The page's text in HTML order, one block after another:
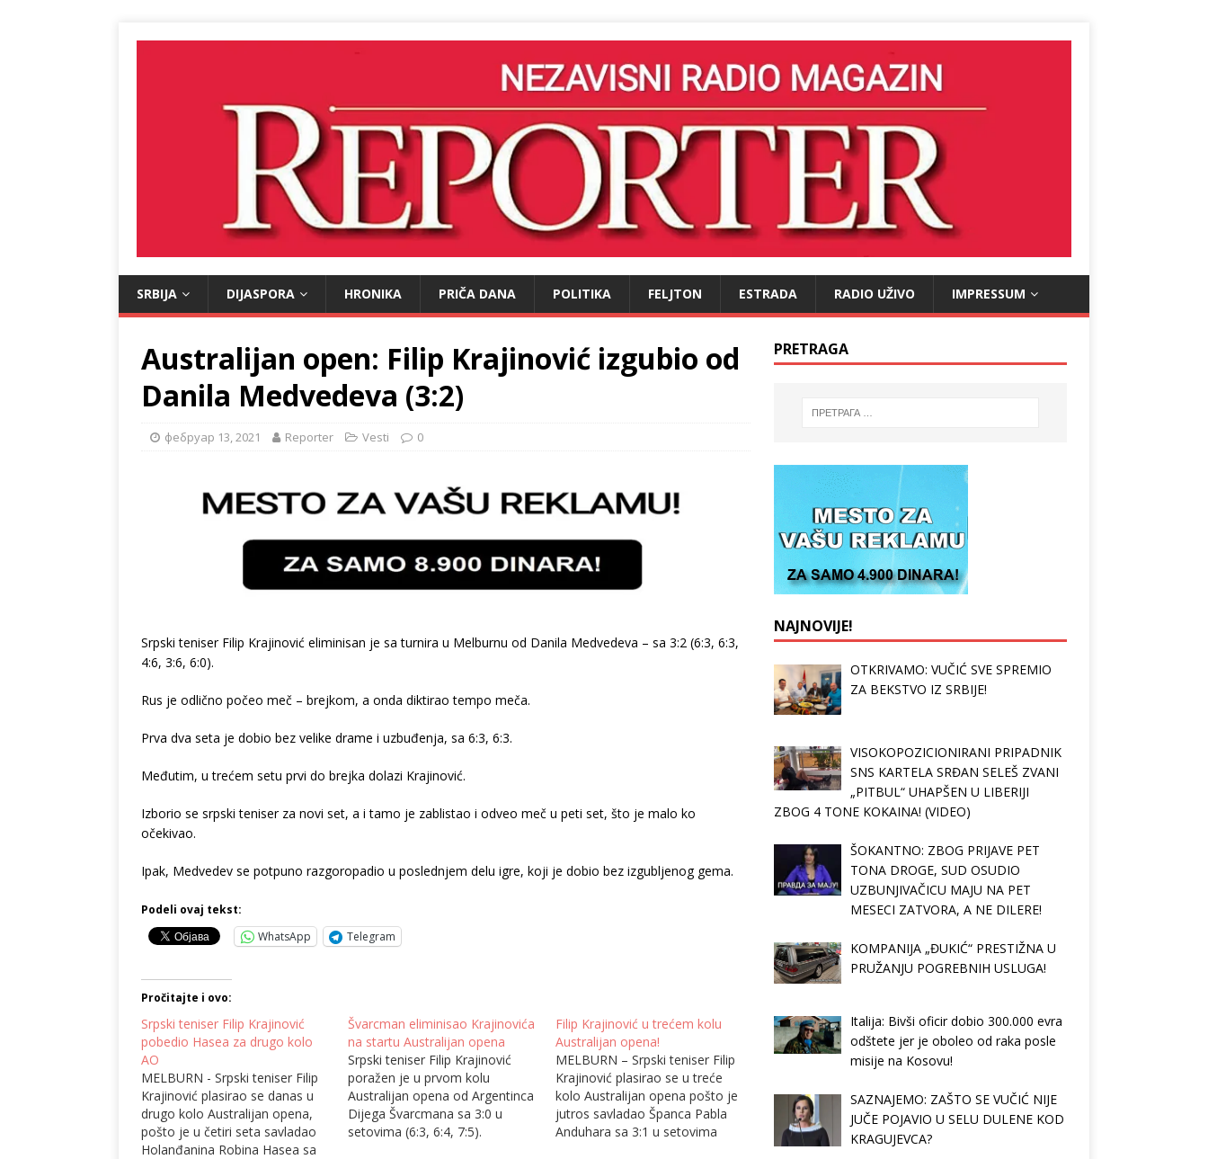
SRBIJA DIJASPORA HRONIKA PRIČA DANA POLITIKA FELJTON ESTRADA RADIO UŽIVO IMPRESSUM
Australijan open: Filip Krajinović izgubio od
Danila Medvedeva (3:2)
фебруар 13, 2021 Reporter Vesti 0
Srpski teniser Filip Krajinović eliminisan je sa turnira u Melburnu od Danila Medvedeva – sa 3:2 (6:3, 6:3,
4:6, 3:6, 6:0).
Rus je odlično počeo meč – brejkom, a onda diktirao tempo meča.
Prva dva seta je dobio bez velike drame i uzbuđenja, sa 6:3, 6:3.
Međutim, u trećem setu prvi do brejka dolazi Krajinović.
Izborio se srpski teniser za novi set, a i tamo je zablistao i odveo meč u peti set, što je malo ko
očekivao.
Ipak, Medvedev se potpuno razgoropadio u poslednjem delu igre, koji je dobio bez izgubljenog gema.
Podeli ovaj tekst:
WhatsApp
Telegram
Pročitajte i ovo:
Srpski teniser Filip Krajinović
pobedio Hasea za drugo kolo
AO
MELBURN - Srpski teniser Filip
Krajinović plasirao se danas u
drugo kolo Australijan opena,
pošto je u četiri seta savladao
Holanđanina Robina Hasea sa
Švarcman eliminisao Krajinovića
na startu Australijan opena
Srpski teniser Filip Krajinović
poražen je u prvom kolu
Australijan opena od Argentinca
Dijega Švarcmana sa 3:0 u
setovima (6:3, 6:4, 7:5).
Filip Krajinović u trećem kolu
Australijan opena!
MELBURN – Srpski teniser Filip
Krajinović plasirao se u treće
kolo Australijan opena pošto je
jutros savladao Španca Pabla
Anduhara sa 3:1 u setovima
PRETRAGA
NAJNOVIJE!
OTKRIVAMO: VUČIĆ SVE SPREMIO
ZA BEKSTVO IZ SRBIJE!
VISOKOPOZICIONIRANI PRIPADNIK
SNS KARTELA SRĐAN SELEŠ ZVANI
„PITBUL“ UHAPŠEN U LIBERIJI
ZBOG 4 TONE KOKAINA! (VIDEO)
ŠOKANTNO: ZBOG PRIJAVE PET
TONA DROGE, SUD OSUDIO
UZBUNJIVAČICU MAJU NA PET
MESECI ZATVORA, A NE DILERE!
KOMPANIJA „ĐUKIĆ“ PRESTIŽNA U
PRUŽANJU POGREBNIH USLUGA!
Italija: Bivši oficir dobio 300.000 evra
odštete jer je oboleo od raka posle
misije na Kosovu!
SAZNAJEMO: ZAŠTO SE VUČIĆ NIJE
JUČE POJAVIO U SELU DULENE KOD
KRAGUJEVCA?